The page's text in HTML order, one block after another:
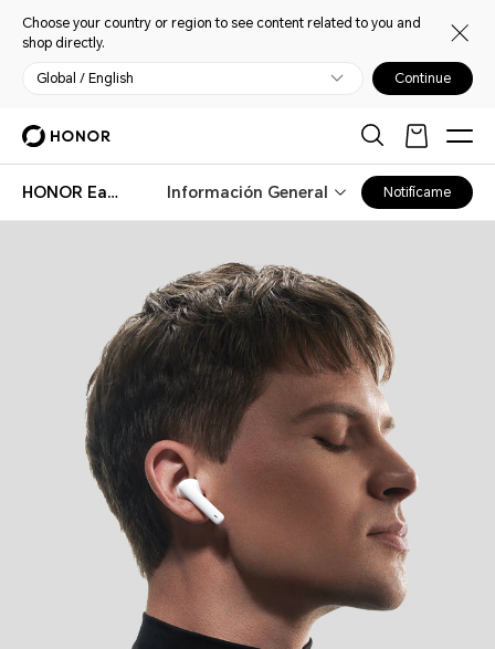
Choose your country or region to see content related to you and
shop directly.
Global / English Continue
HONOR Earbuds 2 Lite Información General Notifícame